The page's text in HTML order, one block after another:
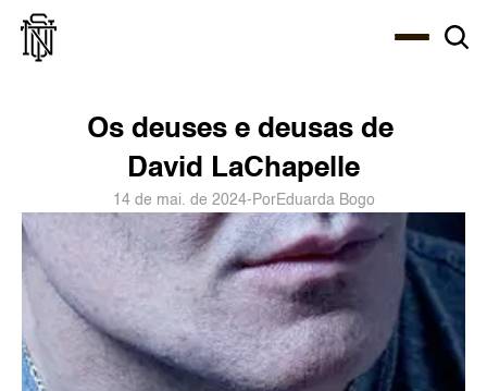
Os deuses e deusas de
David LaChapelle
14 de mai. de 2024- PorEduarda Bogo